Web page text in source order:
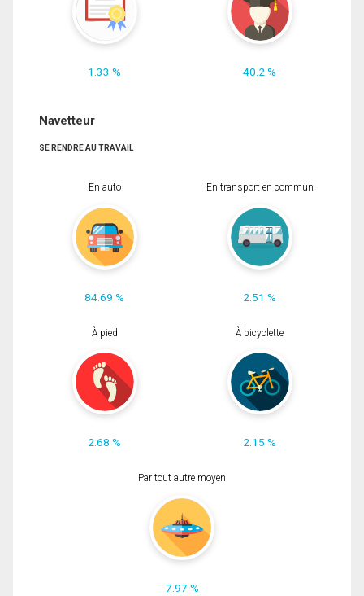
1.33 % 40.2 %
Navetteur
SE RENDRE AU TRAVAIL
En auto
84.69 %
En transport en commun
2.51 %
À pied
2.68 %
À bicyclette
2.15 %
Par tout autre moyen
7.97 %